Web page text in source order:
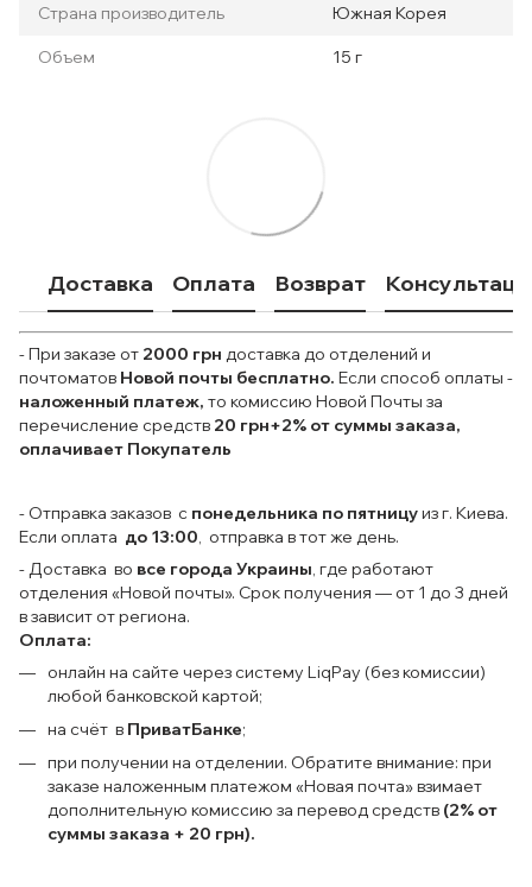
Страна производитель
Южная Корея
Объем 15 г
Доставка Оплата Возврат
- При заказе от 2000 грн доставка до отделений и
почтоматов Новой почты бесплатно. Если способ оплаты -
наложенный платеж, то комиссию Новой Почты за
перечисление средств 20 грн+2% от суммы заказа,
оплачивает Покупатель
- Отправка заказов с понедельника по пятницуиз г. Киева.
Если оплата до 13:00, отправка в тот же день.
- Доставка во все города Украины, где работают
отделения «Новой почты». Срок получения — от 1 до 3 дней
в зависит от региона.
Оплата:
онлайн на сайте через систему LiqPay (без комиссии)
любой банковской картой;
на счёт в ПриватБанке;
при получении на отделении. Обратите внимание: при
заказе наложенным платежом «Новая почта» взимает
дополнительную комиссию за перевод средств (2% от
суммы заказа + 20 грн).